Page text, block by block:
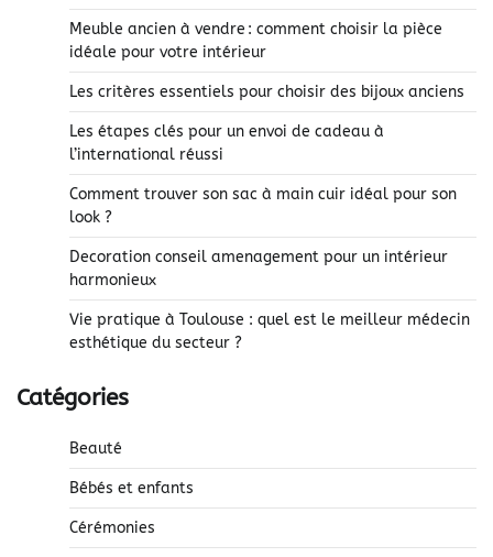
Meuble ancien à vendre : comment choisir la pièce
idéale pour votre intérieur
Les critères essentiels pour choisir des bijoux anciens
Les étapes clés pour un envoi de cadeau à
l’international réussi
Comment trouver son sac à main cuir idéal pour son
look ?
Decoration conseil amenagement pour un intérieur
harmonieux
Vie pratique à Toulouse : quel est le meilleur médecin
esthétique du secteur ?
Catégories
Beauté
Bébés et enfants
Cérémonies